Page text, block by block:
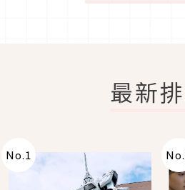
最新
No.1 No.